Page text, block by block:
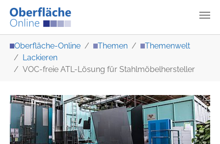
Oberfläche-Online Themen
Themenwelt
Lackieren
VOC-freie ATL-Lösung für Stahlmöbelhersteller